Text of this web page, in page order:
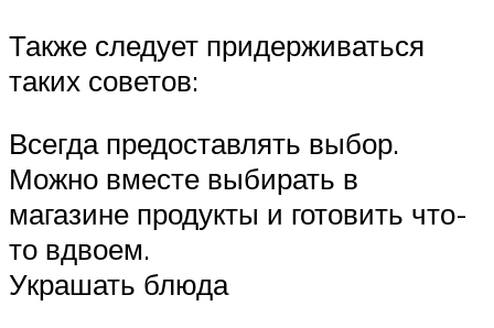
Также следует придерживаться
таких советов:
Всегда предоставлять выбор.
Можно вместе выбирать в
магазине продукты и готовить что-
то вдвоем.
Украшать блюда